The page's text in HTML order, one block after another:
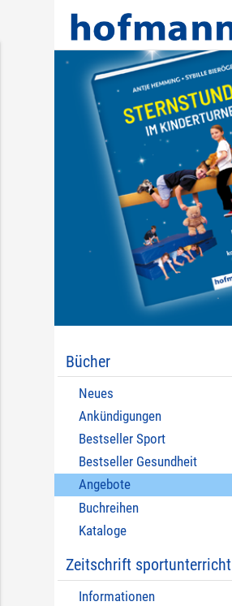
Bücher
Neues
Ankündigungen
Bestseller Sport
Bestseller Gesundheit
Angebote
Buchreihen
Kataloge
Zeitschrift sportunterricht
Informationen